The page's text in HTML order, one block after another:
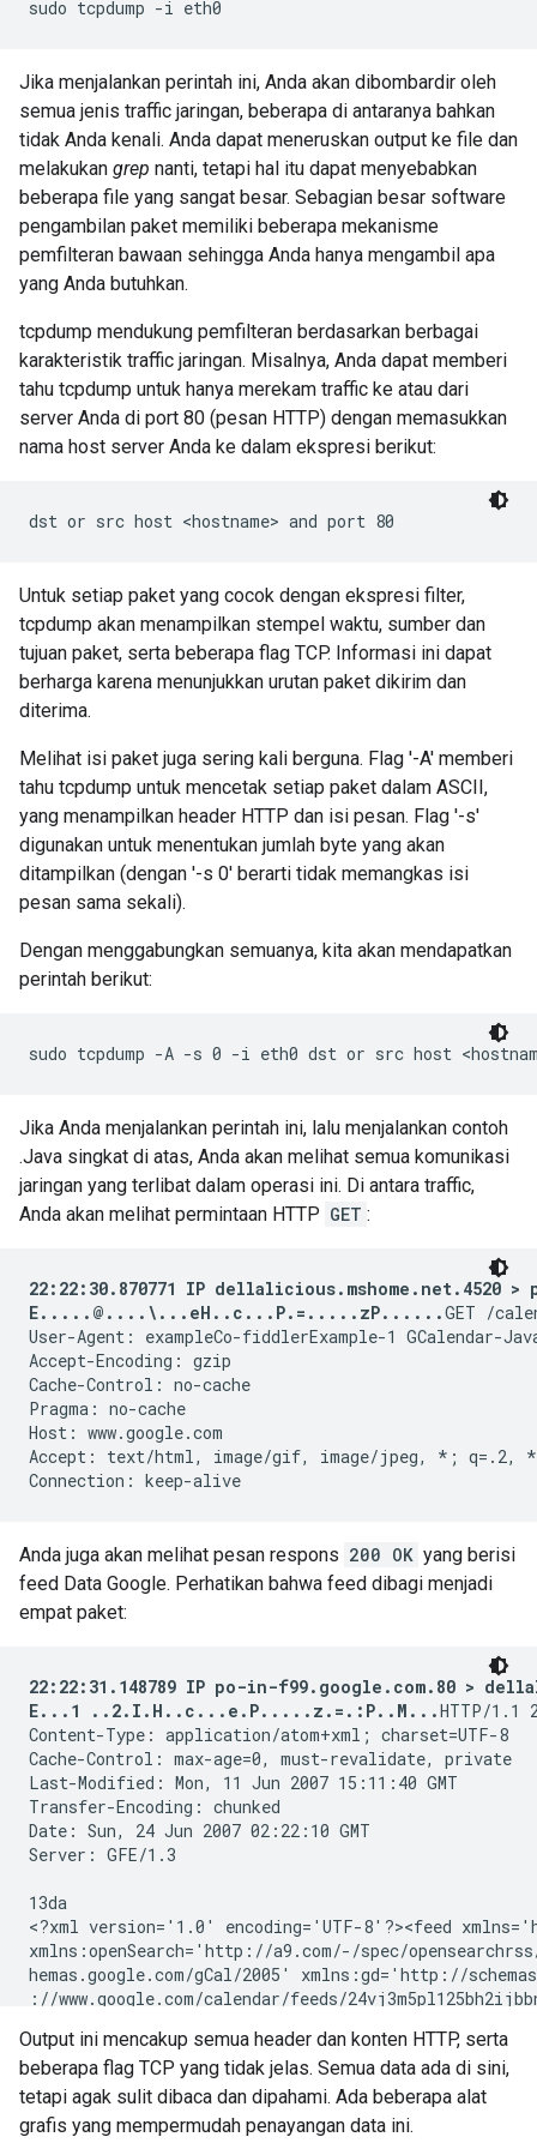
Jika menjalankan perintah ini, Anda akan dibombardir oleh
semua jenis traffic jaringan, beberapa di antaranya bahkan
tidak Anda kenali. Anda dapat meneruskan output ke file dan
melakukan grep nanti, tetapi hal itu dapat menyebabkan
beberapa file yang sangat besar. Sebagian besar software
pengambilan paket memiliki beberapa mekanisme
pemfilteran bawaan sehingga Anda hanya mengambil apa
yang Anda butuhkan.
tcpdump mendukung pemfilteran berdasarkan berbagai
karakteristik traffic jaringan. Misalnya, Anda dapat memberi
tahu tcpdump untuk hanya merekam traffic ke atau dari
server Anda di port 80 (pesan HTTP) dengan memasukkan
nama host server Anda ke dalam ekspresi berikut:
Untuk setiap paket yang cocok dengan ekspresi filter,
tcpdump akan menampilkan stempel waktu, sumber dan
tujuan paket, serta beberapa flag TCP. Informasi ini dapat
berharga karena menunjukkan urutan paket dikirim dan
diterima.
Melihat isi paket juga sering kali berguna. Flag '-A' memberi
tahu tcpdump untuk mencetak setiap paket dalam ASCII,
yang menampilkan header HTTP dan isi pesan. Flag '-s'
digunakan untuk menentukan jumlah byte yang akan
ditampilkan (dengan '-s 0' berarti tidak memangkas isi
pesan sama sekali).
Dengan menggabungkan semuanya, kita akan mendapatkan
perintah berikut:
Jika Anda menjalankan perintah ini, lalu menjalankan contoh
.Java singkat di atas, Anda akan melihat semua komunikasi
jaringan yang terlibat dalam operasi ini. Di antara traffic,
Anda akan melihat permintaan HTTP GET :
22:22:30.870771 IP dellalicious.mshome.net.4520
E.....@....\...eH..c...P.=.....zP......GET /
User-Agent: exampleCo-fiddlerExample-1 GCalendar-
Accept-Encoding: gzip
Cache-Control: no-cache
Pragma: no-cache
Host: www.google.com
Accept: text/html, image/gif, image/jpeg, *; q=.2,
Anda juga akan melihat pesan respons 200 OK yang berisi
feed Data Google. Perhatikan bahwa feed dibagi menjadi
empat paket:
22:22:31.148789 IP po-in-f99.google.com.80 >
E...1 ..2.I.H..c...e.P.....z.=.:P..M...HTTP/1.1
Content-Type: application/atom+xml; charset=UTF-8
Cache-Control: max-age=0, must-revalidate, private
Last-Modified: Mon, 11 Jun 2007 15:11:40 GMT
Transfer-Encoding: chunked
Date: Sun, 24 Jun 2007 02:22:10 GMT
Server: GFE/1.3
13da
<?xml version='1.0' encoding='UTF-8'?><feed
xmlns:openSearch='http://a9.com/-/spec/
hemas.google.com/gCal/2005' xmlns:gd='http://
://www.google.com/calendar/feeds/
heme='http://schemas.google.com/g/2005#kind'
005#event'></category><title type='text'>MS150
e type='text'>This calendar is public</
.com/g/2005#feed' type='application/atom+xml'
ar/feeds/
Output ini mencakup semua header dan konten HTTP, serta
beberapa flag TCP yang tidak jelas. Semua data ada di sini,
tetapi agak sulit dibaca dan dipahami. Ada beberapa alat
grafis yang mempermudah penayangan data ini.